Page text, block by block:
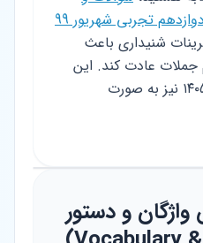
تجربی شهریور 99
شنیداری باعث
عادت کند. این
مهارت در کنکور سراسری ۱۴۰۵ نیز به صورت
و دستور